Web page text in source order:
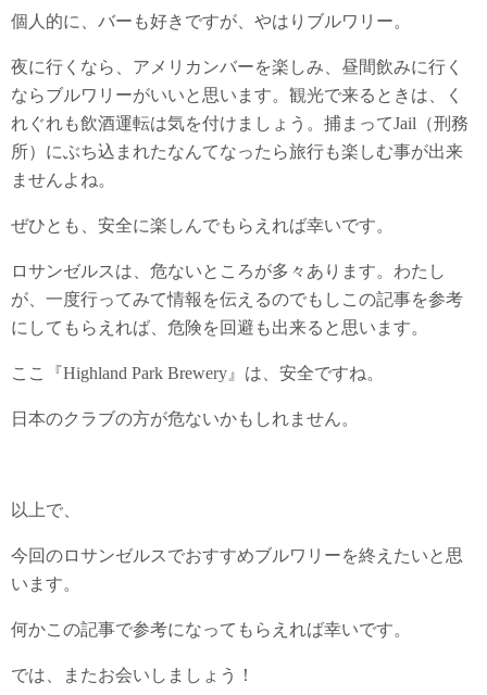
個人的に、バーも好きですが、やはりブルワリー。
夜に行くなら、アメリカンバーを楽しみ、昼間飲みに行く
ならブルワリーがいいと思います。観光で来るときは、く
れぐれも飲酒運転は気を付けましょう。捕まってJail（刑務
所）にぶち込まれたなんてなったら旅行も楽しむ事が出来
ませんよね。
ぜひとも、安全に楽しんでもらえれば幸いです。
ロサンゼルスは、危ないところが多々あります。わたし
が、一度行ってみて情報を伝えるのでもしこの記事を参考
にしてもらえれば、危険を回避も出来ると思います。
ここ『Highland Park Brewery』は、安全ですね。
日本のクラブの方が危ないかもしれません。
以上で、
今回のロサンゼルスでおすすめブルワリーを終えたいと思
います。
何かこの記事で参考になってもらえれば幸いです。
では、またお会いしましょう！